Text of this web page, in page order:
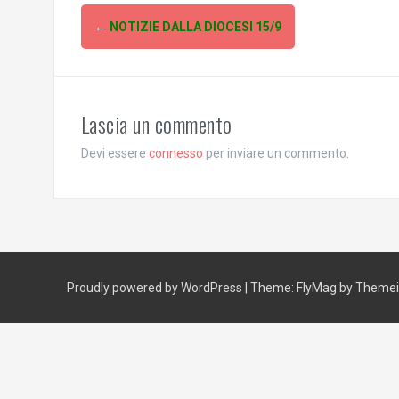
Post
navigation
← NOTIZIE DALLA DIOCESI 15/9
Lascia un commento
Devi essere connesso per inviare un commento.
Proudly powered by WordPress Theme: FlyMag by